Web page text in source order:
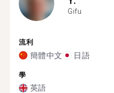
Gifu
流利
簡體中文 日語
學
英語